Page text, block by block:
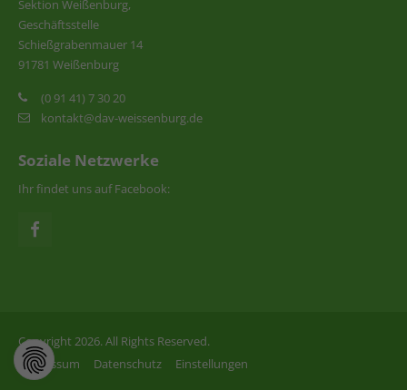
Sektion Weißenburg,
Geschäftsstelle
Schießgrabenmauer 14
91781 Weißenburg
(0 91 41) 7 30 20
kontakt@dav-weissenburg.de
Soziale Netzwerke
Ihr findet uns auf Facebook:
Copyright 2026. All Rights Reserved.
Impressum
Datenschutz Einstellungen